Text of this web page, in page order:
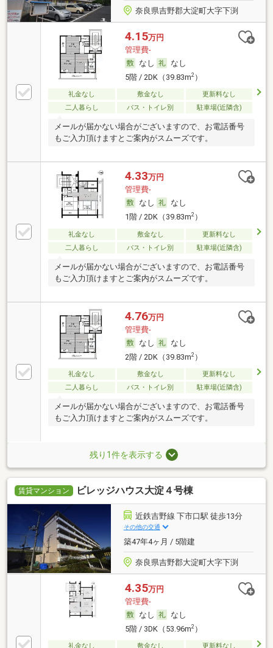
奈良県吉野郡大淀町大字下渕
4.15万円
管理費-
なし
なし
5階 / 2DK（39.83m2）
礼金なし 敷金なし
更新料なし
二人暮らし
バス・トイレ別 駐車場(近隣含)
メールが届かない場合がございますので、お電話番号
もご入力頂けますとご案内がスムーズです。
4.33万円
管理費-
なし
なし
1階 / 2DK（39.83m2）
礼金なし 敷金なし
更新料なし
二人暮らし
バス・トイレ別 駐車場(近隣含)
メールが届かない場合がございますので、お電話番号
もご入力頂けますとご案内がスムーズです。
4.76万円
管理費-
なし
なし
2階 / 2DK（39.83m2）
礼金なし 敷金なし
更新料なし
二人暮らし
バス・トイレ別 駐車場(近隣含)
メールが届かない場合がございますので、お電話番号
もご入力頂けますとご案内がスムーズです。
残り1件を表示する
賃貸マンション ビレッジハウス大淀４号棟
近鉄吉野線 下市口駅 徒歩13分
その他の交通
築47年4ヶ月 / 5階建
奈良県吉野郡大淀町大字下渕
4.35万円
管理費-
なし
なし
5階 / 3DK（53.96m2）
礼金なし 敷金なし 更新料なし